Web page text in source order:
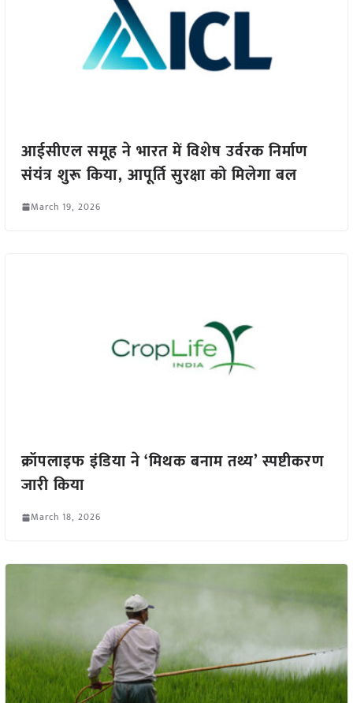
आईसीएल समूह ने भारत में विशेष उर्वरक निर्माण
संयंत्र शुरू किया, आपूर्ति सुरक्षा को मिलेगा बल
March 19, 2026
क्रॉपलाइफ इंडिया ने ‘मिथक बनाम तथ्य’ स्पष्टीकरण
जारी किया
March 18, 2026